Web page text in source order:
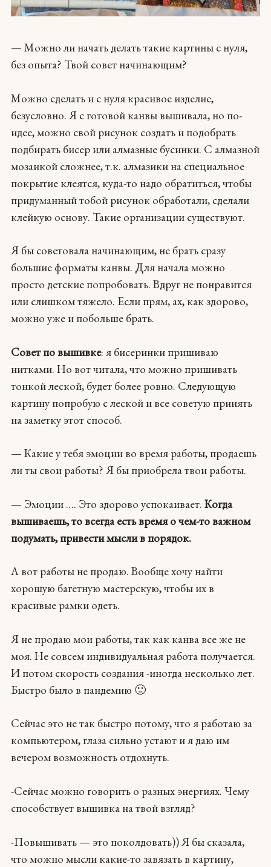
— Можно ли начать делать такие картины с нуля,
без опыта? Твой совет начинающим?
Можно сделать и с нуля красивое изделие,
безусловно. Я с готовой канвы вышивала, но по-
идее, можно свой рисунок создать и подобрать
подбирать бисер или алмазные бусинки. С алмазной
мозаикой сложнее, т.к. алмазики на специальное
покрытие клеятся, куда-то надо обратиться, чтобы
придуманный тобой рисунок обработали, сделали
клейкую основу. Такие организации существуют.
Я бы советовала начинающим, не брать сразу
большие форматы канвы. Для начала можно
просто детские попробовать. Вдруг не понравится
или слишком тяжело. Если прям, ах, как здорово,
можно уже и побольше брать.
Совет по вышивке: я бисеринки пришиваю
нитками. Но вот читала, что можно пришивать
тонкой леской, будет более ровно. Следующую
картину попробую с леской и все советую принять
на заметку этот способ.
— Какие у тебя эмоции во время работы, продаешь
ли ты свои работы? Я бы приобрела твои работы.
— Эмоции …. Это здорово успокаивает. Когда
вышиваешь, то всегда есть время о чем-то важном
подумать, привести мысли в порядок.
А вот работы не продаю. Вообще хочу найти
хорошую багетную мастерскую, чтобы их в
красивые рамки одеть.
Я не продаю мои работы, так как канва все же не
моя. Не совсем индивидуальная работа получается.
И потом скорость создания -иногда несколько лет.
Быстро было в пандемию 🙂
Сейчас это не так быстро потому, что я работаю за
компьютером, глаза сильно устают и я даю им
вечером возможность отдохнуть.
-Сейчас можно говорить о разных энергиях. Чему
способствует вышивка на твой взгляд?
-Повышивать — это поколдовать)) Я бы сказала,
что можно мысли какие-то завязать в картину,